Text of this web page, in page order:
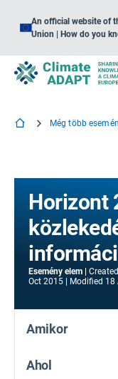
An official website of
Union | How do you
Még több
Horizont
Esemény elem Created
Oct 2015
Modified 18
Amikor
Ahol